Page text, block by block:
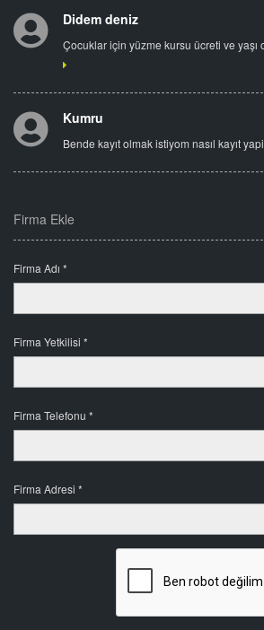
Didem deniz
Çocuklar için yüzme kursu ücreti ve yaşı
Kumru
Bende kayıt olmak istiyom nasıl kayıt
Firma Ekle
Firma Adı *
Firma Yetkilisi *
Firma Telefonu *
Firma Adresi *